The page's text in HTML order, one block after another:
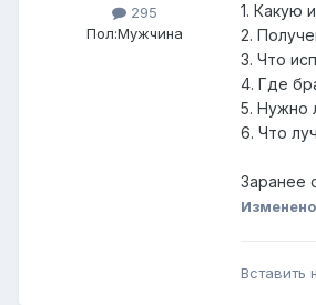
295
Пол:Мужчина
1. Какую
2.
3. Что
4. Где
5. Нужно
6. Что
Заранее
Изменено
Вставить